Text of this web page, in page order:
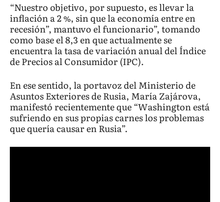
“Nuestro objetivo, por supuesto, es llevar la
inflación a 2 %, sin que la economía entre en
recesión”, mantuvo el funcionario”, tomando
como base el 8,3 en que actualmente se
encuentra la tasa de variación anual del Índice
de Precios al Consumidor (IPC).
En ese sentido, la portavoz del Ministerio de
Asuntos Exteriores de Rusia, María Zajárova,
manifestó recientemente que “Washington está
sufriendo en sus propias carnes los problemas
que quería causar en Rusia”.